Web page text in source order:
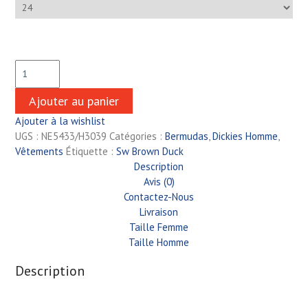
Ajouter au panier
Ajouter à la wishlist
UGS : NE5433/H3039 Catégories : Bermudas,Dickies Homme,
Vêtements Étiquette : Sw Brown Duck
Description
Avis (0)
Contactez-Nous
Livraison
Taille Femme
Taille Homme
Description